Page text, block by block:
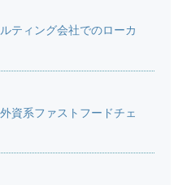
ティング会社でのローカ
資系ファストフードチェ